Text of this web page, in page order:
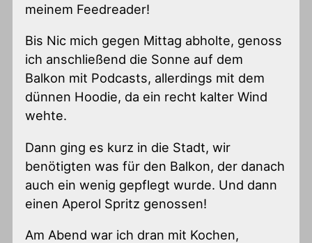
meinem Feedreader!
Bis Nic mich gegen Mittag abholte, genoss
ich anschließend die Sonne auf dem
Balkon mit Podcasts, allerdings mit dem
dünnen Hoodie, da ein recht kalter Wind
wehte.
Dann ging es kurz in die Stadt, wir
benötigten was für den Balkon, der danach
auch ein wenig gepflegt wurde. Und dann
einen Aperol Spritz genossen!
Am Abend war ich dran mit Kochen,